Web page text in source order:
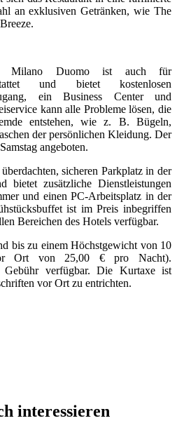
an exklusiven Getränken, wie The
Milano Duomo ist auch für
und bietet kostenlosen
ein Business Center und
kann alle Probleme lösen, die
entstehen, wie z. B. Bügeln,
der persönlichen Kleidung. Der
angeboten.
sicheren Parkplatz in der
bietet zusätzliche Dienstleistungen
und einen PC-Arbeitsplatz in der
ist im Preis inbegriffen
Bereichen des Hotels verfügbar.
bis zu einem Höchstgewicht von 10
Ort von 25,00 € pro Nacht).
Gebühr verfügbar. Die Kurtaxe ist
vor Ort zu entrichten.
interessieren